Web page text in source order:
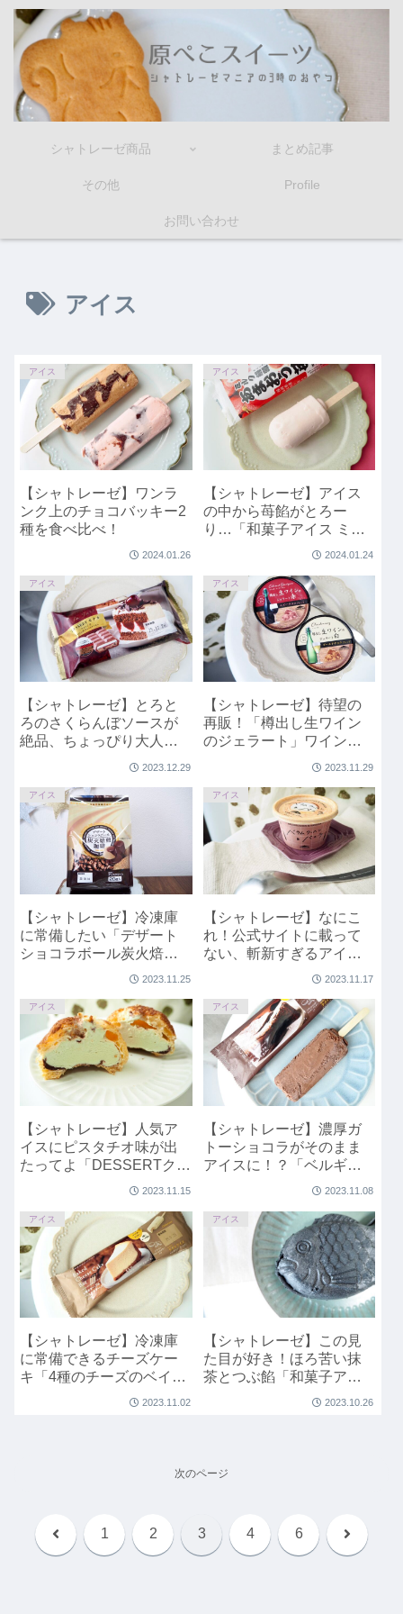
シャトレーゼ商品 まとめ記事
その他 Profile
お問い合わせ
アイス
アイス
【シャトレーゼ】ワンラ
ンク上のチョコバッキー2
種を食べ比べ！
2024.01.26
アイス
【シャトレーゼ】アイス
の中から苺餡がとろー
り…「和菓子アイス ミル
ク饅頭 あまおう苺」
2024.01.24
アイス
【シャトレーゼ】とろと
ろのさくらんぼソースが
絶品、ちょっぴり大人な
ナカ フォレノワ さくらん
ぼとチョコのケーキ」
2023.12.29
アイス
【シャトレーゼ】待望の
再販！「樽出し生ワイン
のジェラート」ワインが
2023.11.29
アイス
【シャトレーゼ】冷凍庫
に常備したい「デザート
ショコラボール炭火焙煎
2023.11.25
アイス
【シャトレーゼ】なにこ
れ！公式サイトに載って
ない、斬新すぎるアイス
「バウムクーヘン&バニ
2023.11.17
アイス
【シャトレーゼ】人気ア
イスにピスタチオ味が出
たってよ「DESSERTクッ
キーシューアイス ピスタ
2023.11.15
アイス
【シャトレーゼ】濃厚ガ
トーショコラがそのまま
アイスに！？「ベルギー
ショコラのガトーショコ
2023.11.08
アイス
【シャトレーゼ】冷凍庫
に常備できるチーズケー
キ「4種のチーズのベイク
ドチーズケーキバー」
2023.11.02
アイス
【シャトレーゼ】この見
た目が好き！ほろ苦い抹
茶とつぶ餡「和菓子アイ
ス たい焼き最中 宇治抹茶
2023.10.26
次のページ
前 1 2 3 4 6 次